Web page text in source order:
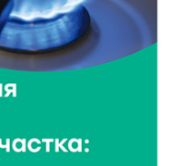
в Андреапольском